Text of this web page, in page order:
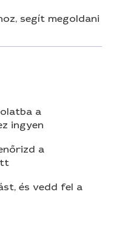
segít megoldani
a
ingyen
a
és vedd fel a